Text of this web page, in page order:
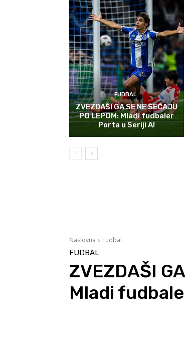
FUDBAL
ZVEZDAŠI GA SE NE SEĆAJU
PO LEPOM: Mladi fudbaler
Porta u Seriji A!